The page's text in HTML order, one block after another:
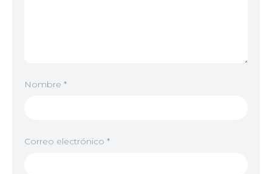
Nombre *
Correo electrónico *